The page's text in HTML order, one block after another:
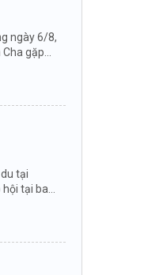
ngày 6/8,
gặp...
tại
tại ba